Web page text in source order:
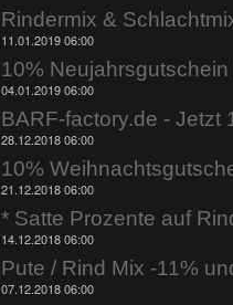
Rindermix &
11.01.2019 06:00
04.01.2019 06:00
28.12.2018 06:00
21.12.2018 06:00
14.12.2018 06:00
07.12.2018 06:00